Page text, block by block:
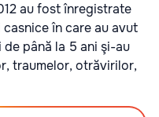
au fost înregistrate
în care au avut
până la 5 ani şi-au
traumelor, otrăvirilor,